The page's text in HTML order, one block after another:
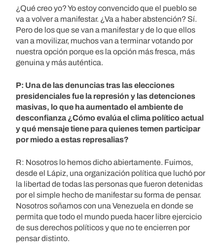
¿Qué creo yo? Yo estoy convencido que el pueblo se
va a volver a manifestar. ¿Va a haber abstención? Sí.
Pero de los que se van a manifestar y de lo que ellos
van a movilizar, muchos van a terminar votando por
nuestra opción porque es la opción más fresca, más
genuina y más auténtica.
P: Una de las denuncias tras las elecciones
presidenciales fue la represión y las detenciones
masivas, lo que ha aumentado el ambiente de
desconfianza ¿Cómo evalúa el clima político actual
y qué mensaje tiene para quienes temen participar
por miedo a estas represalias?
R: Nosotros lo hemos dicho abiertamente. Fuimos,
desde el Lápiz, una organización política que luchó por
la libertad de todas las personas que fueron detenidas
por el simple hecho de manifestar su forma de pensar.
Nosotros soñamos con una Venezuela en donde se
permita que todo el mundo pueda hacer libre ejercicio
de sus derechos políticos y que no te encierren por
pensar distinto.